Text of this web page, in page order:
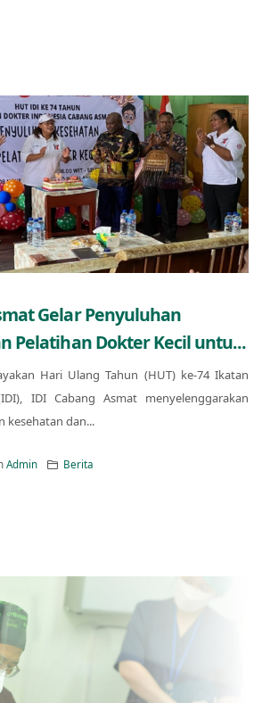
Gelar Penyuluhan
Pelatihan Dokter Kecil untu...
Hari Ulang Tahun (HUT) ke-74 Ikatan
IDI Cabang Asmat menyelenggarakan
kesehatan dan...
Admin Berita